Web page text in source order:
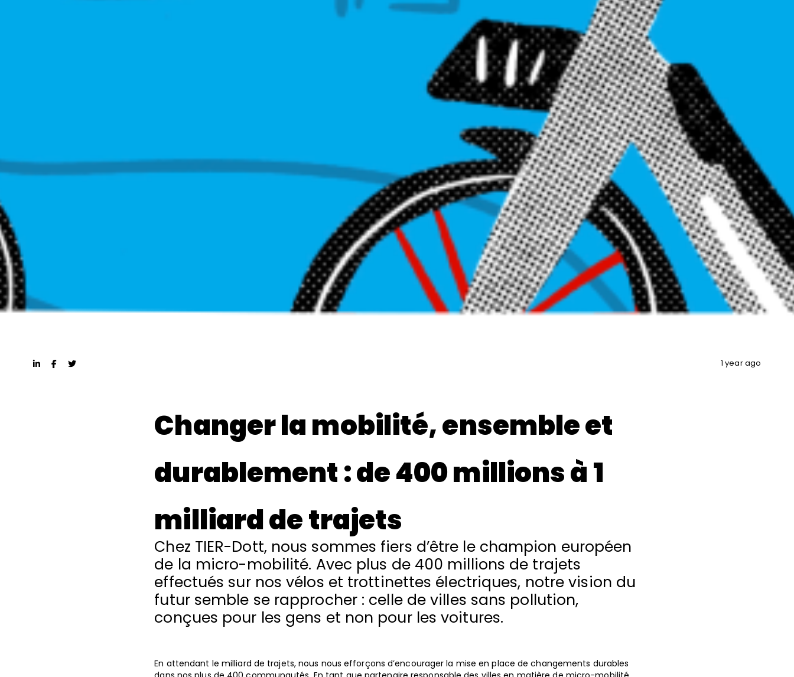
1 year ago
Changer la mobilité, ensemble et
durablement : de 400 millions à 1
milliard de trajets
Chez TIER-Dott, nous sommes fiers d’être le champion européen
de la micro-mobilité. Avec plus de 400 millions de trajets
effectués sur nos vélos et trottinettes électriques, notre vision du
futur semble se rapprocher : celle de villes sans pollution,
conçues pour les gens et non pour les voitures.
En attendant le milliard de trajets, nous nous efforçons d’encourager la mise en place de changements durables